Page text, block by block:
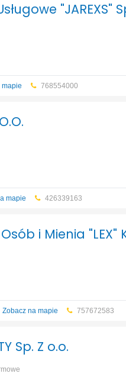
"JAREXS"
mapie 768554000
mapie 426339163
i Mienia "LEX"
Zobacz na mapie 757672583
Sp. Z o.o.